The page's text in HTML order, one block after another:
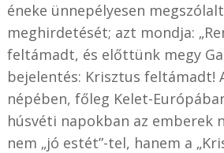
éneke ünnepélyesen
meghirdetését; azt mondja:
feltámadt, és előttünk megy
bejelentés: Krisztus feltámadt!
népében, főleg Kelet-
húsvéti napokban az emberek
nem „jó estét”-tel, hanem a